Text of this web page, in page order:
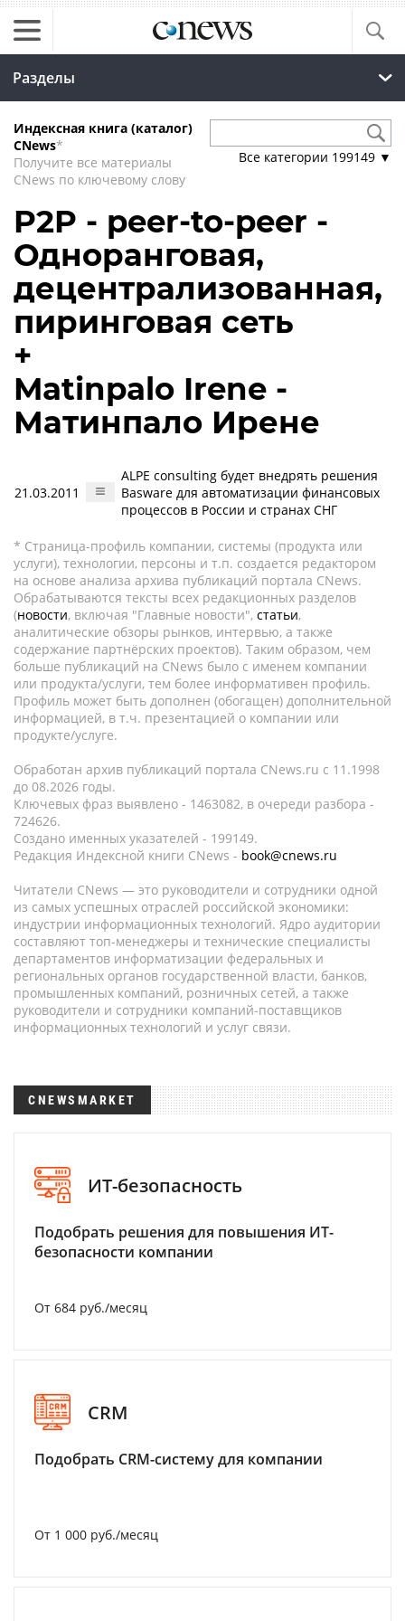
Разделы
Индексная книга (каталог)
CNews*
Получите все материалы
CNews по ключевому слову
Все категории 199149 ▼
P2P - peer-to-peer -
Одноранговая,
децентрализованная,
пиринговая сеть
+
Matinpalo Irene -
Матинпало Ирене
21.03.2011
ALPE consulting будет внедрять решения
Basware для автоматизации финансовых
процессов в России и странах СНГ
* Страница-профиль компании, системы (продукта или
услуги), технологии, персоны и т.п. создается редактором
на основе анализа архива публикаций портала CNews.
Обрабатываются тексты всех редакционных разделов
(новости, включая "Главные новости", статьи,
аналитические обзоры рынков, интервью, а также
содержание партнёрских проектов). Таким образом, чем
больше публикаций на CNews было с именем компании
или продукта/услуги, тем более информативен профиль.
Профиль может быть дополнен (обогащен) дополнительной
информацией, в т.ч. презентацией о компании или
продукте/услуге.
Обработан архив публикаций портала CNews.ru c 11.1998
до 08.2026 годы.
Ключевых фраз выявлено - 1463082, в очереди разбора -
724626.
Создано именных указателей - 199149.
Редакция Индексной книги CNews - book@cnews.ru
Читатели CNews — это руководители и сотрудники одной
из самых успешных отраслей российской экономики:
индустрии информационных технологий. Ядро аудитории
составляют топ-менеджеры и технические специалисты
департаментов информатизации федеральных и
региональных органов государственной власти, банков,
промышленных компаний, розничных сетей, а также
руководители и сотрудники компаний-поставщиков
информационных технологий и услуг связи.
CNEWSMARKET
ИТ-безопасность
Подобрать решения для повышения ИТ-
безопасности компании
От 684 руб./месяц
CRM
Подобрать CRM-систему для компании
От 1 000 руб./месяц